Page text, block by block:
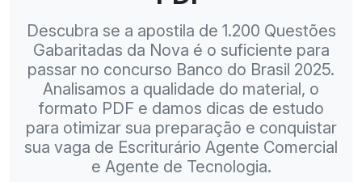
Descubra se a apostila de 1.200 Questões
Gabaritadas da Nova é o suficiente para
passar no concurso Banco do Brasil 2025.
Analisamos a qualidade do material, o
formato PDF e damos dicas de estudo
para otimizar sua preparação e conquistar
sua vaga de Escriturário Agente Comercial
e Agente de Tecnologia.